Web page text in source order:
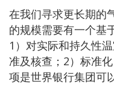
在我们寻求更长期的
的规模需要有一个基
1）对实际和持久性
准及核查；2）标准
项是世界银行集团可